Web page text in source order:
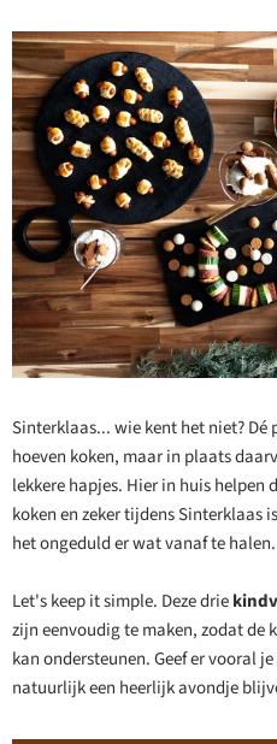
Sinterklaas... wie kent het niet?
hoeven koken, maar in plaats
lekkere hapjes. Hier in huis helpen
koken en zeker tijdens Sinterklaas
het ongeduld er wat vanaf te halen.
Let's keep it simple. Deze drie
zijn eenvoudig te maken, zodat de
kan ondersteunen. Geef er vooral
natuurlijk een heerlijk avondje